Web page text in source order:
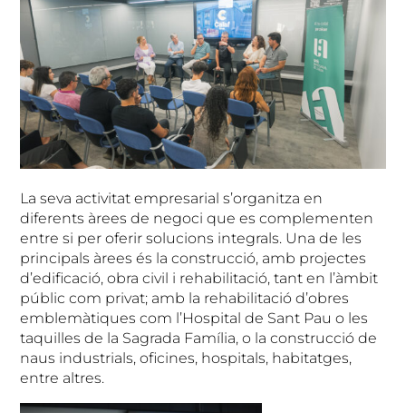
La seva activitat empresarial s’organitza en
diferents àrees de negoci que es complementen
entre si per oferir solucions integrals. Una de les
principals àrees és la construcció, amb projectes
d’edificació, obra civil i rehabilitació, tant en l’àmbit
públic com privat; amb la rehabilitació d’obres
emblemàtiques com l’Hospital de Sant Pau o les
taquilles de la Sagrada Família, o la construcció de
naus industrials, oficines, hospitals, habitatges,
entre altres.